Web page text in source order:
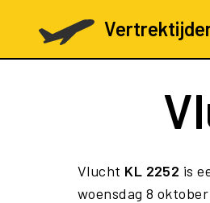
Vlucht KL 2252 is
woensdag 8